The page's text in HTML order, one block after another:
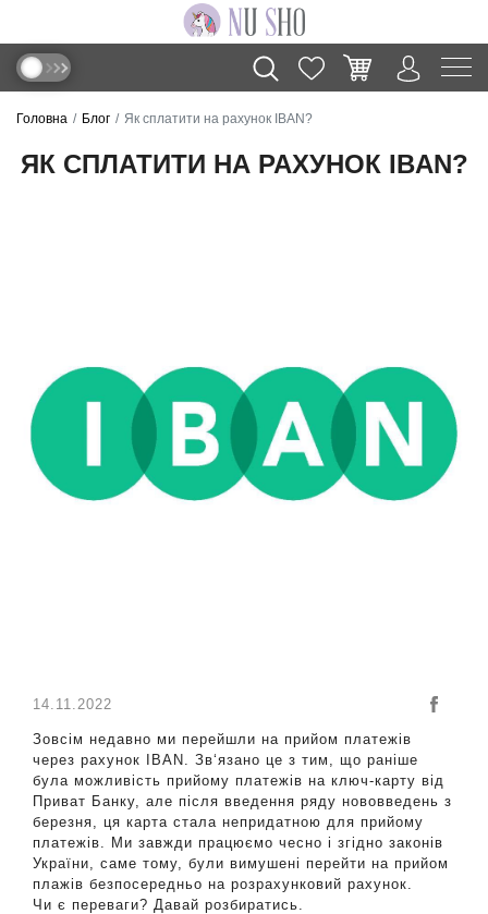
Головна Блог Як сплатити на рахунок IBAN?
ЯК СПЛАТИТИ НА РАХУНОК IBAN?
14.11.2022
Зовсім недавно ми перейшли на прийом платежів
через рахунок IBAN. Зв‘язано це з тим, що раніше
була можливість прийому платежів на ключ-карту від
Приват Банку, але після введення ряду нововведень з
березня, ця карта стала непридатною для прийому
платежів. Ми завжди працюємо чесно і згідно законів
України, саме тому, були вимушені перейти на прийом
плажів безпосередньо на розрахунковий рахунок.
Чи є переваги? Давай розбиратись.